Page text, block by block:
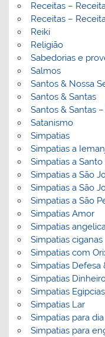
Receitas –
Receitas –
Reiki
Religião
Sabedorias e
Salmos
Santos & Nossa
Santos & Santas
Santos & Santas
Satanismo
Simpatias
Simpatias a
Simpatias a
Simpatias a São
Simpatias a São
Simpatias a São
Simpatias Amor
Simpatias
Simpatias ciganas
Simpatias com
Simpatias Defesa
Simpatias
Simpatias Egipcias
Simpatias Lar
Simpatias para
Simpatias para